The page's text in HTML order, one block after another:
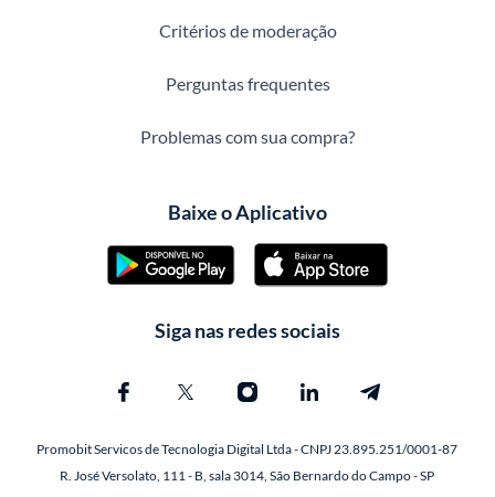
Critérios de moderação
Perguntas frequentes
Problemas com sua compra?
Baixe o Aplicativo
Siga nas redes sociais
Promobit Servicos de Tecnologia Digital Ltda - CNPJ 23.895.251/0001-87
R. José Versolato, 111 - B, sala 3014, São Bernardo do Campo - SP